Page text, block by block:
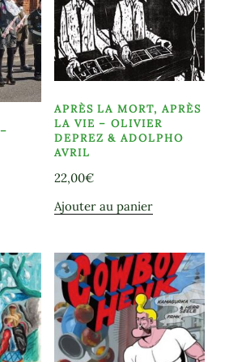
APRÈS LA MORT, APRÈS
LA VIE – OLIVIER
DEPREZ & ADOLPHO
AVRIL
22,00€
Ajouter au panier